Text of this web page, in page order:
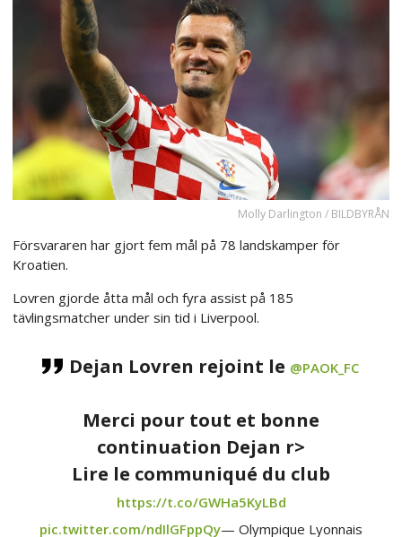
Molly Darlington / BILDBYRÅN
Försvararen har gjort fem mål på 78 landskamper för
Kroatien.
Lovren gjorde åtta mål och fyra assist på 185
tävlingsmatcher under sin tid i Liverpool.
Dejan Lovren rejoint le @PAOK_FC
Merci pour tout et bonne
continuation Dejan r>
Lire le communiqué du club
https://t.co/GWHa5KyLBd
pic.twitter.com/ndIlGFppQy— Olympique Lyonnais